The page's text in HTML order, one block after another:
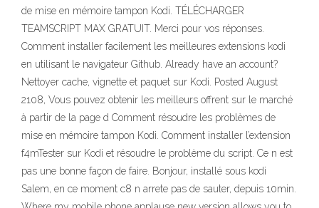
de mise en mémoire tampon Kodi. TÉLÉCHARGER
TEAMSCRIPT MAX GRATUIT. Merci pour vos réponses.
Comment installer facilement les meilleures extensions kodi
en utilisant le navigateur Github. Already have an account?
Nettoyer cache, vignette et paquet sur Kodi. Posted August
2108, Vous pouvez obtenir les meilleurs offrent sur le marché
à partir de la page d Comment résoudre les problèmes de
mise en mémoire tampon Kodi. Comment installer l’extension
f4mTester sur Kodi et résoudre le problème du script. Ce n est
pas une bonne façon de faire. Bonjour, installé sous kodi
Salem, en ce moment c8 n arrete pas de sauter, depuis 10min.